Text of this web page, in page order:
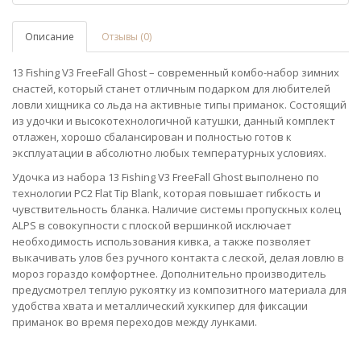
Описание Отзывы (0)
13 Fishing V3 FreeFall Ghost – современный комбо-набор зимних
снастей, который станет отличным подарком для любителей
ловли хищника со льда на активные типы приманок. Состоящий
из удочки и высокотехнологичной катушки, данный комплект
отлажен, хорошо сбалансирован и полностью готов к
эксплуатации в абсолютно любых температурных условиях.
Удочка из набора 13 Fishing V3 FreeFall Ghost выполнено по
технологии PC2 Flat Tip Blank, которая повышает гибкость и
чувствительность бланка. Наличие системы пропускных колец
ALPS в совокупности с плоской вершинкой исключает
необходимость использования кивка, а также позволяет
выкачивать улов без ручного контакта с леской, делая ловлю в
мороз гораздо комфортнее. Дополнительно производитель
предусмотрел теплую рукоятку из композитного материала для
удобства хвата и металлический хуккипер для фиксации
приманок во время переходов между лунками.